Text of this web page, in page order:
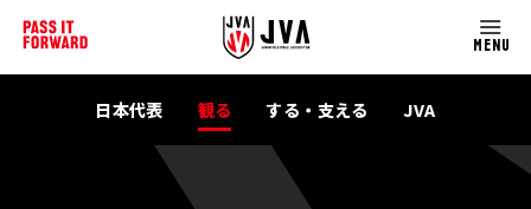
MENU
日本代表 観る する・支える JVA